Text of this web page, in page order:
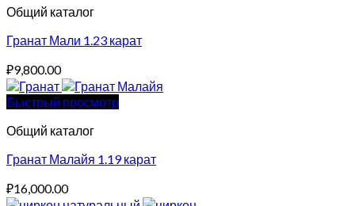
Общий каталог
Гранат Мали 1.23 карат
₽9,800.00
Быстрый просмотр
Общий каталог
Гранат Малайя 1.19 карат
₽16,000.00